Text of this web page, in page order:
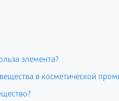
элемента?
в косметической